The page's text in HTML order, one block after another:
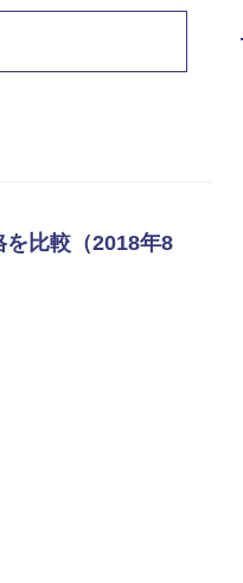
比較（2018年8